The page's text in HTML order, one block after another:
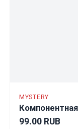
MYSTERY
99.00 RUB